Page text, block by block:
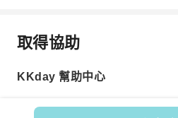
取得協助
KKday 幫助中心